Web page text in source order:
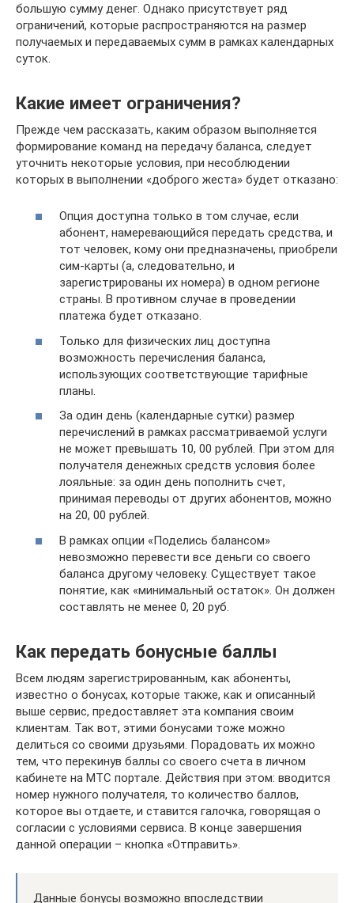
большую сумму денег. Однако присутствует ряд
ограничений, которые распространяются на размер
получаемых и передаваемых сумм в рамках календарных
суток.
Какие имеет ограничения?
Прежде чем рассказать, каким образом выполняется
формирование команд на передачу баланса, следует
уточнить некоторые условия, при несоблюдении
которых в выполнении «доброго жеста» будет отказано:
Опция доступна только в том случае, если
абонент, намеревающийся передать средства, и
тот человек, кому они предназначены, приобрели
сим-карты (а, следовательно, и
зарегистрированы их номера) в одном регионе
страны. В противном случае в проведении
платежа будет отказано.
Только для физических лиц доступна
возможность перечисления баланса,
использующих соответствующие тарифные
планы.
За один день (календарные сутки) размер
перечислений в рамках рассматриваемой услуги
не может превышать 10, 00 рублей. При этом для
получателя денежных средств условия более
лояльные: за один день пополнить счет,
принимая переводы от других абонентов, можно
на 20, 00 рублей.
В рамках опции «Поделись балансом»
невозможно перевести все деньги со своего
баланса другому человеку. Существует такое
понятие, как «минимальный остаток». Он должен
составлять не менее 0, 20 руб.
Как передать бонусные баллы
Всем людям зарегистрированным, как абоненты,
известно о бонусах, которые также, как и описанный
выше сервис, предоставляет эта компания своим
клиентам. Так вот, этими бонусами тоже можно
делиться со своими друзьями. Порадовать их можно
тем, что перекинув баллы со своего счета в личном
кабинете на МТС портале. Действия при этом: вводится
номер нужного получателя, то количество баллов,
которое вы отдаете, и ставится галочка, говорящая о
согласии с условиями сервиса. В конце завершения
данной операции – кнопка «Отправить».
Данные бонусы возможно впоследствии